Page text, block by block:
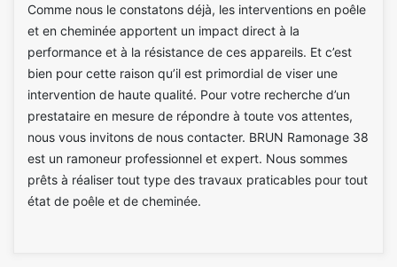
Comme nous le constatons déjà, les interventions en poêle
et en cheminée apportent un impact direct à la
performance et à la résistance de ces appareils. Et c’est
bien pour cette raison qu’il est primordial de viser une
intervention de haute qualité. Pour votre recherche d’un
prestataire en mesure de répondre à toute vos attentes,
nous vous invitons de nous contacter. BRUN Ramonage 38
est un ramoneur professionnel et expert. Nous sommes
prêts à réaliser tout type des travaux praticables pour tout
état de poêle et de cheminée.